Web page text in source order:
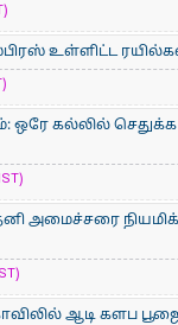
உள்ளிட்ட
கல்லில்
அமைச்சரை
ஆடி களப